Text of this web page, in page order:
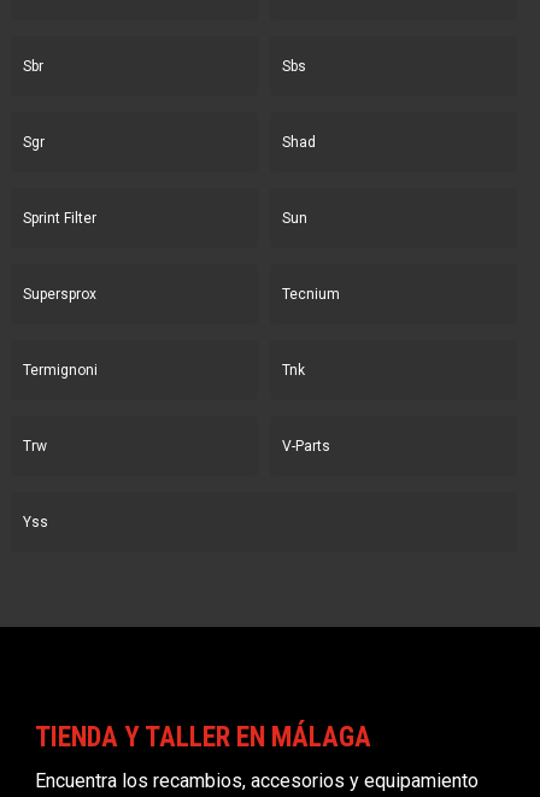
Sbr Sbs
Sgr Shad
Sprint Filter Sun
Supersprox Tecnium
Termignoni Tnk
Trw V-Parts
Yss
TIENDA Y TALLER EN MÁLAGA
Encuentra los recambios, accesorios y equipamiento